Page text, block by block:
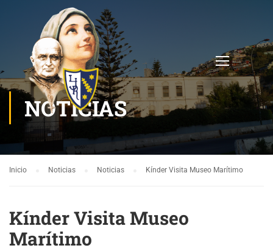
NOTICIAS
Inicio Noticias Noticias Kínder Visita Museo Marítimo
Kínder Visita Museo
Marítimo